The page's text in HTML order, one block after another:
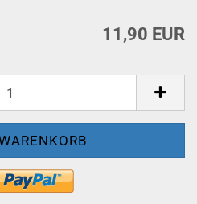
11,90 EUR